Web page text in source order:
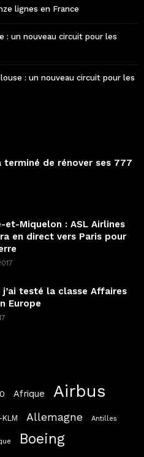
lignes en France
: un nouveau circuit pour les
: un nouveau circuit pour les
terminé de rénover ses 777
et-Miquelon : ASL Airlines
en direct vers Paris pour
j’ai testé la classe Affaires
Europe
Afrique Airbus
Allemagne Antilles
Boeing